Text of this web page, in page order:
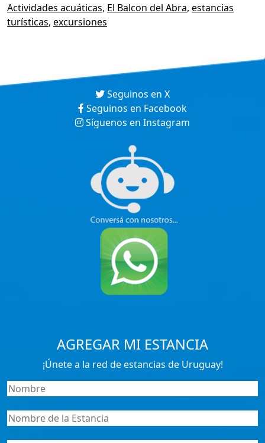
Actividades acuáticas, El Balcon del Abra, estancias
turísticas, excursiones
Seguinos en X
Seguinos en Facebook
Síguenos en Instagram
AGREGAR MI ESTANCIA
¡Únete a la red de estancias de Uruguay!